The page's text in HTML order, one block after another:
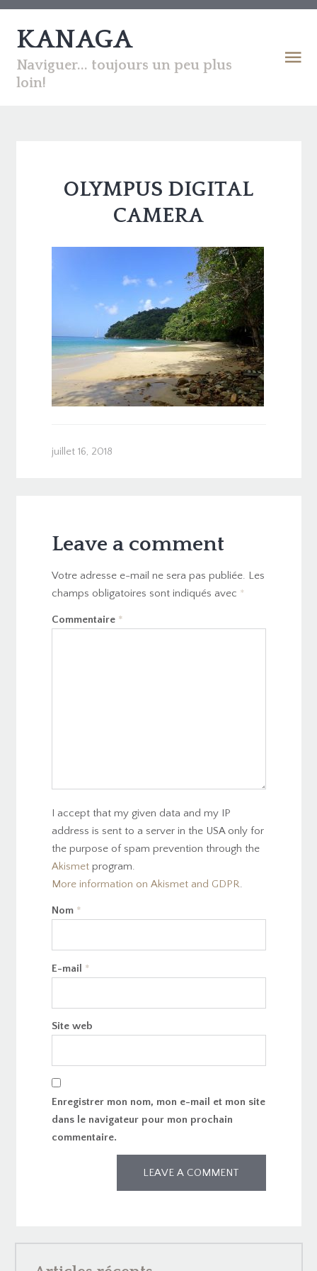
KANAGA
Naviguer... toujours un peu plus
loin!
OLYMPUS DIGITAL
CAMERA
juillet 16, 2018
Leave a comment
Votre adresse e-mail ne sera pas publiée. Les
champs obligatoires sont indiqués avec *
Commentaire *
I accept that my given data and my IP
address is sent to a server in the USA only for
the purpose of spam prevention through the
Akismetprogram.
More information on Akismet and GDPR.
Nom *
E-mail *
Site web
Enregistrer mon nom, mon e-mail et mon site
dans le navigateur pour mon prochain
commentaire.